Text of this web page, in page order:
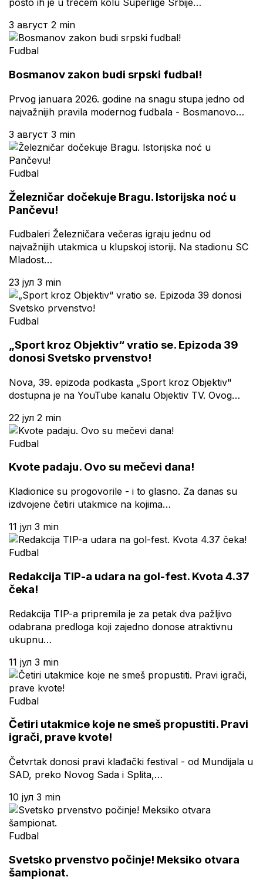
pošto ih je u trećem kolu Superlige Srbije…
3 август 2 min
Fudbal
Bosmanov zakon budi srpski fudbal!
Prvog januara 2026. godine na snagu stupa jedno od
najvažnijih pravila modernog fudbala - Bosmanovo…
3 август 3 min
Fudbal
Železničar dočekuje Bragu. Istorijska noć u
Pančevu!
Fudbaleri Železničara večeras igraju jednu od
najvažnijih utakmica u klupskoj istoriji. Na stadionu SC
Mladost…
23 јул 3 min
Fudbal
„Sport kroz Objektiv“ vratio se. Epizoda 39
donosi Svetsko prvenstvo!
Nova, 39. epizoda podkasta „Sport kroz Objektiv"
dostupna je na YouTube kanalu Objektiv TV. Ovog…
22 јул 2 min
Fudbal
Kvote padaju. Ovo su mečevi dana!
Kladionice su progovorile - i to glasno. Za danas su
izdvojene četiri utakmice na kojima…
11 јул 3 min
Fudbal
Redakcija TIP-a udara na gol-fest. Kvota 4.37
čeka!
Redakcija TIP-a pripremila je za petak dva pažljivo
odabrana predloga koji zajedno donose atraktivnu
ukupnu…
11 јул 3 min
Fudbal
Četiri utakmice koje ne smeš propustiti. Pravi
igrači, prave kvote!
Četvrtak donosi pravi klađački festival - od Mundijala u
SAD, preko Novog Sada i Splita,…
10 јул 3 min
Fudbal
Svetsko prvenstvo počinje! Meksiko otvara
šampionat.